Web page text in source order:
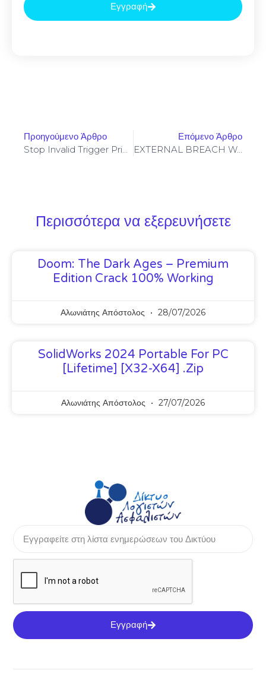
Εγγραφή
Προηγούμενο Άρθρο
Stop Invalid Trigger Price On Yellowstone-Vixen – Simple Fix
Επόμενο Άρθρο
EXTERNAL BREACH WARNING: 0x020c232e8e721d4cf76cd42233709aec9462ec79 :: External Access Warning: Debugging Port Open
Περισσότερα να εξερευνήσετε
Doom: The Dark Ages – Premium
Edition Crack 100% Working
Αλωνιάτης Απόστολος 28/07/2026
SolidWorks 2024 Portable For PC
[Lifetime] [x32-X64] .zip
Αλωνιάτης Απόστολος 27/07/2026
Εγγραφή